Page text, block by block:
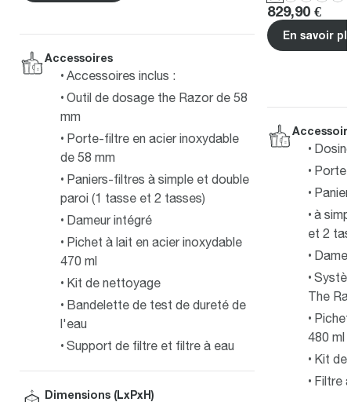
Accessoires
Accessoires inclus :
Outil de dosage the Razor de 58
mm
Porte-filtre en acier inoxydable
de 58 mm
Paniers-filtres à simple et double
paroi (1 tasse et 2 tasses)
Dameur intégré
Pichet à lait en acier inoxydable
470 ml
Kit de nettoyage
Bandelette de test de dureté de
l'eau
Support de filtre et filtre à eau
Dimensions (LxPxH)
Price
829,90 €
En savoir
à
et 2
The
480 ml
Kit de
Filtre